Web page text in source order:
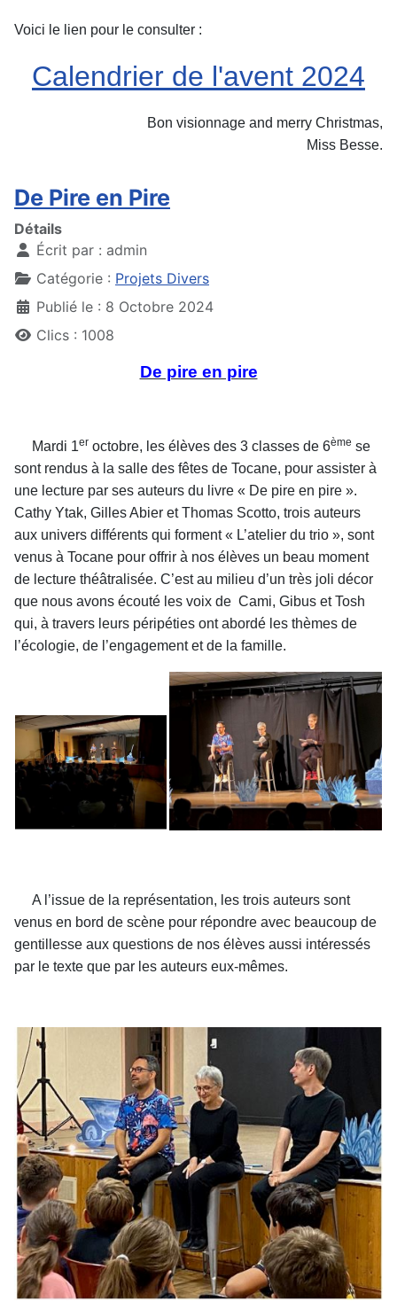
Voici le lien pour le consulter :
Calendrier de l'avent 2024
Bon visionnage and merry Christmas,
Miss Besse.
De Pire en Pire
Détails
Écrit par : admin
Catégorie : Projets Divers
Publié le : 8 Octobre 2024
Clics : 1008
De pire en pire
Mardi 1er octobre, les élèves des 3 classes de 6ème se
sont rendus à la salle des fêtes de Tocane, pour assister à
une lecture par ses auteurs du livre « De pire en pire ».
Cathy Ytak, Gilles Abier et Thomas Scotto, trois auteurs
aux univers différents qui forment « L’atelier du trio », sont
venus à Tocane pour offrir à nos élèves un beau moment
de lecture théâtralisée. C’est au milieu d’un très joli décor
que nous avons écouté les voix de Cami, Gibus et Tosh
qui, à travers leurs péripéties ont abordé les thèmes de
l’écologie, de l’engagement et de la famille.
A l’issue de la représentation, les trois auteurs sont
venus en bord de scène pour répondre avec beaucoup de
gentillesse aux questions de nos élèves aussi intéressés
par le texte que par les auteurs eux-mêmes.